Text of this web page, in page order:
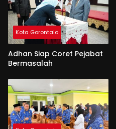
Kota Gorontalo
Adhan Siap Coret Pejabat
Bermasalah